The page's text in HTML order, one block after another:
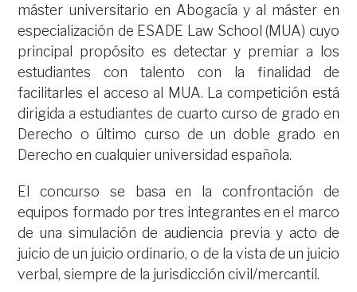
máster universitario en Abogacía y al máster en
especialización de ESADE Law School (MUA) cuyo
principal propósito es detectar y premiar a los
estudiantes con talento con la finalidad de
facilitarles el acceso al MUA. La competición está
dirigida a estudiantes de cuarto curso de grado en
Derecho o último curso de un doble grado en
Derecho en cualquier universidad española.
El concurso se basa en la confrontación de
equipos formado por tres integrantes en el marco
de una simulación de audiencia previa y acto de
juicio de un juicio ordinario, o de la vista de un juicio
verbal, siempre de la jurisdicción civil/mercantil.